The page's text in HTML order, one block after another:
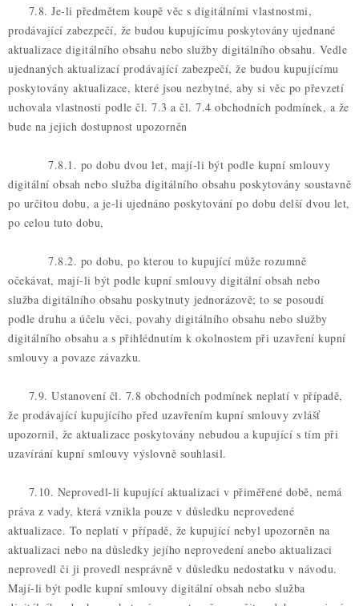
7.8. Je-li předmětem koupě věc s digitálními vlastnostmi,
prodávající zabezpečí, že budou kupujícímu poskytovány ujednané
aktualizace digitálního obsahu nebo služby digitálního obsahu. Vedle
ujednaných aktualizací prodávající zabezpečí, že budou kupujícímu
poskytovány aktualizace, které jsou nezbytné, aby si věc po převzetí
uchovala vlastnosti podle čl. 7.3 a čl. 7.4 obchodních podmínek, a že
bude na jejich dostupnost upozorněn
7.8.1. po dobu dvou let, mají-li být podle kupní smlouvy
digitální obsah nebo služba digitálního obsahu poskytovány soustavně
po určitou dobu, a je-li ujednáno poskytování po dobu delší dvou let,
po celou tuto dobu,
7.8.2. po dobu, po kterou to kupující může rozumně
očekávat, mají-li být podle kupní smlouvy digitální obsah nebo
služba digitálního obsahu poskytnuty jednorázově; to se posoudí
podle druhu a účelu věci, povahy digitálního obsahu nebo služby
digitálního obsahu a s přihlédnutím k okolnostem při uzavření kupní
smlouvy a povaze závazku.
7.9. Ustanovení čl. 7.8 obchodních podmínek neplatí v případě,
že prodávající kupujícího před uzavřením kupní smlouvy zvlášť
upozornil, že aktualizace poskytovány nebudou a kupující s tím při
uzavírání kupní smlouvy výslovně souhlasil.
7.10. Neprovedl-li kupující aktualizaci v přiměřené době, nemá
práva z vady, která vznikla pouze v důsledku neprovedené
aktualizace. To neplatí v případě, že kupující nebyl upozorněn na
aktualizaci nebo na důsledky jejího neprovedení anebo aktualizaci
neprovedl či ji provedl nesprávně v důsledku nedostatku v návodu.
Mají-li být podle kupní smlouvy digitální obsah nebo služba